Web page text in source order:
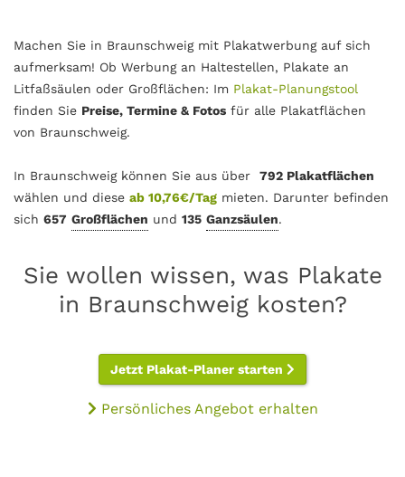
Machen Sie in Braunschweig mit Plakatwerbung auf sich
aufmerksam! Ob Werbung an Haltestellen, Plakate an
Litfaßsäulen oder Großflächen: Im Plakat-Planungstool
finden Sie Preise, Termine & Fotos für alle Plakatflächen
von Braunschweig.
In Braunschweig können Sie aus über 792 Plakatflächen
wählen und diese ab 10,76€/Tag mieten. Darunter befinden
sich 657 Großflächen und 135 Ganzsäulen.
Sie wollen wissen, was Plakate
in Braunschweig kosten?
Jetzt Plakat-Planer starten
Persönliches Angebot erhalten